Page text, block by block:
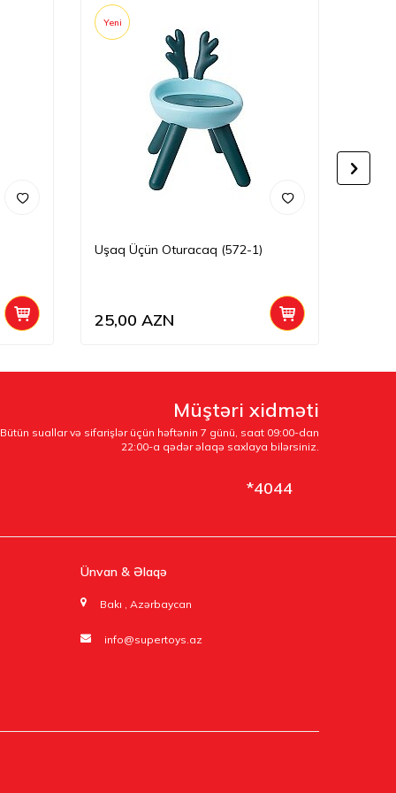
Yeni
Uşaq Üçün Oturacaq (572-1)
25,00 AZN
Müştəri xidməti
Bütün suallar və sifarişlər üçün həftənin 7 günü, saat 09:00-dan
22:00-a qədər əlaqə saxlaya bilərsiniz.
*4044
Ünvan & Əlaqə
Bakı , Azərbaycan
info@supertoys.az